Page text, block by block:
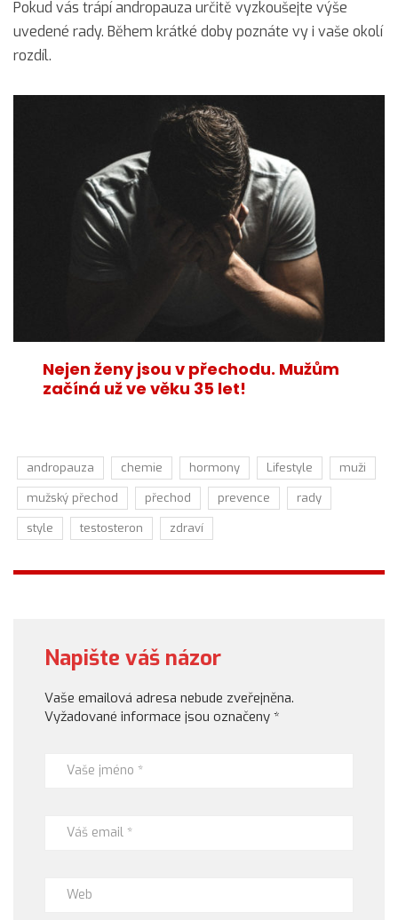
Pokud vás trápí andropauza určitě vyzkoušejte výše
uvedené rady. Během krátké doby poznáte vy i vaše okolí
rozdíl.
Nejen ženy jsou v přechodu. Mužům
začíná už ve věku 35 let!
andropauza chemie hormony Lifestyle
muži
mužský přechod
přechod prevence
rady
style
testosteron zdraví
Napište váš názor
Vaše emailová adresa nebude zveřejněna.
Vyžadované informace jsou označeny *